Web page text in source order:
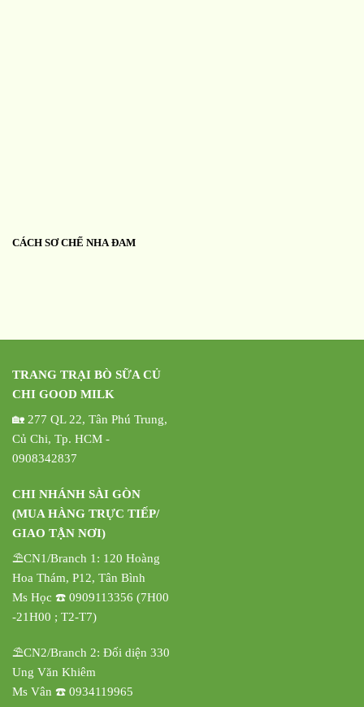
CÁCH SƠ CHẾ NHA ĐAM
TRANG TRẠI BÒ SỮA CỦ
CHI GOOD MILK
🏡 277 QL 22, Tân Phú Trung,
Củ Chi, Tp. HCM -
0908342837
CHI NHÁNH SÀI GÒN
(MUA HÀNG TRỰC TIẾP/
GIAO TẬN NƠI)
⛱️CN1/Branch 1: 120 Hoàng
Hoa Thám, P12, Tân Bình
Ms Học ☎️ 0909113356 (7H00
-21H00 ; T2-T7)
⛱️CN2/Branch 2: Đối diện 330
Ung Văn Khiêm
Ms Vân ☎️ 0934119965